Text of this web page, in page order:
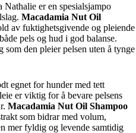
Nathalie er en spesialsjampo
Macadamia Nut Oil
av fuktighetsgivende og pleiende
pels og hud i god balanse.
den pleier pelsen uten å tynge
egnet for hunder med tett
er viktig for å bevare pelsens
Macadamia Nut Oil Shampoo
som bidrar med volum,
mer fyldig og levende samtidig